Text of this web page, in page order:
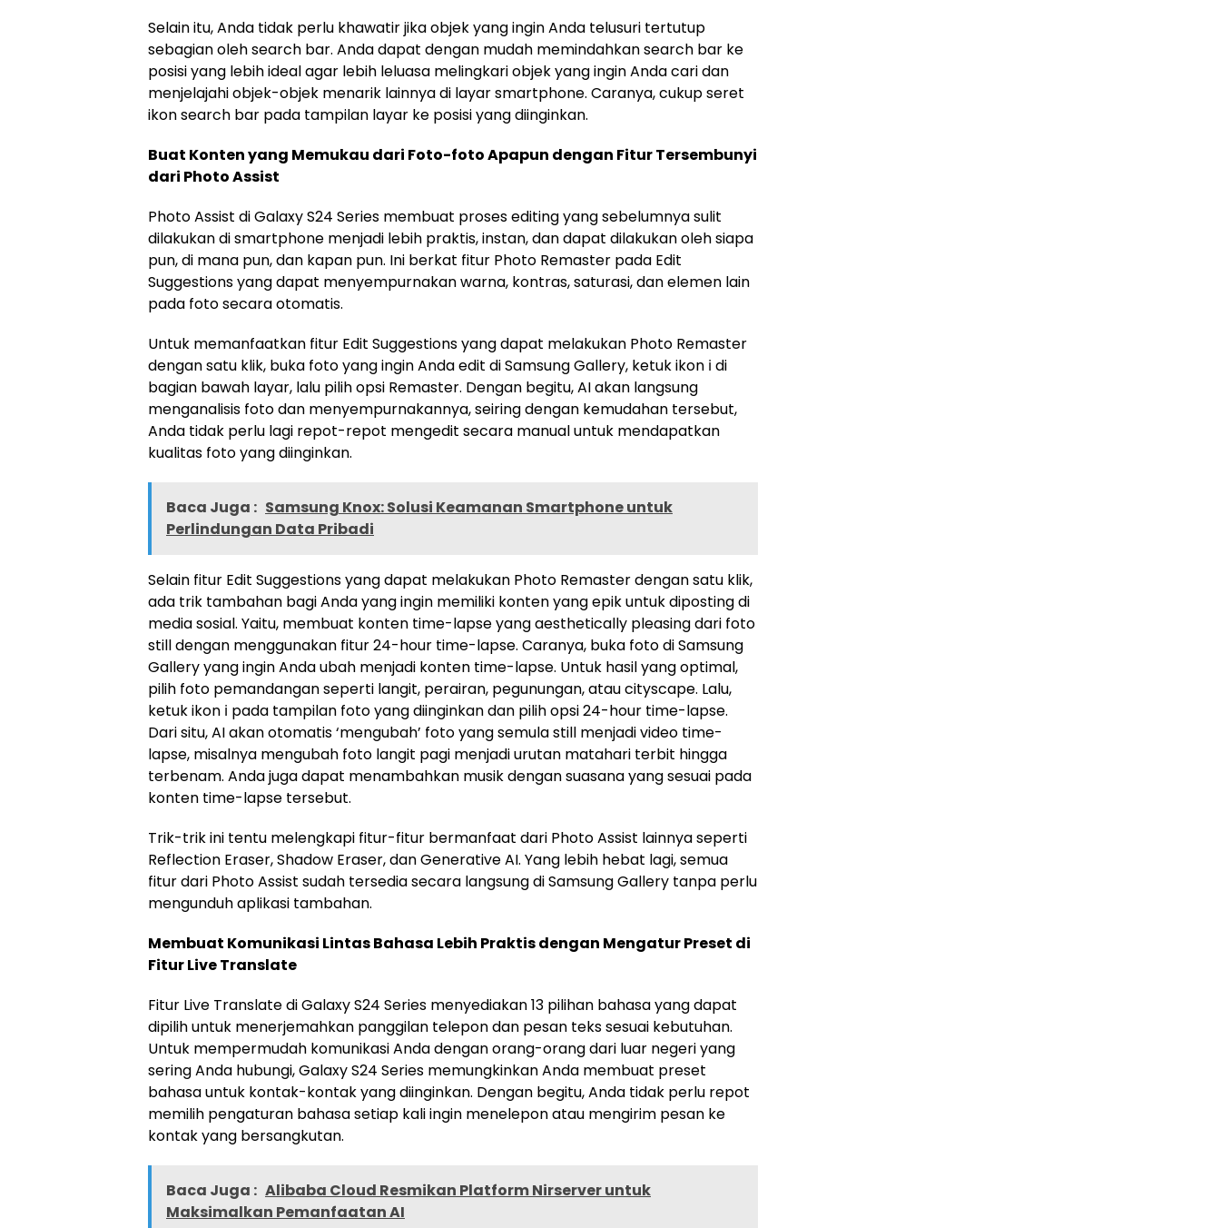
Selain itu, Anda tidak perlu khawatir jika objek yang ingin Anda telusuri tertutup
sebagian oleh search bar. Anda dapat dengan mudah memindahkan search bar ke
posisi yang lebih ideal agar lebih leluasa melingkari objek yang ingin Anda cari dan
menjelajahi objek-objek menarik lainnya di layar smartphone. Caranya, cukup seret
ikon search bar pada tampilan layar ke posisi yang diinginkan.
Buat Konten yang Memukau dari Foto-foto Apapun dengan Fitur Tersembunyi
dari Photo Assist
Photo Assist di Galaxy S24 Series membuat proses editing yang sebelumnya sulit
dilakukan di smartphone menjadi lebih praktis, instan, dan dapat dilakukan oleh siapa
pun, di mana pun, dan kapan pun. Ini berkat fitur Photo Remaster pada Edit
Suggestions yang dapat menyempurnakan warna, kontras, saturasi, dan elemen lain
pada foto secara otomatis.
Untuk memanfaatkan fitur Edit Suggestions yang dapat melakukan Photo Remaster
dengan satu klik, buka foto yang ingin Anda edit di Samsung Gallery, ketuk ikon ℹ di
bagian bawah layar, lalu pilih opsi Remaster. Dengan begitu, AI akan langsung
menganalisis foto dan menyempurnakannya, seiring dengan kemudahan tersebut,
Anda tidak perlu lagi repot-repot mengedit secara manual untuk mendapatkan
kualitas foto yang diinginkan.
Baca Juga : Samsung Knox: Solusi Keamanan Smartphone untuk
Perlindungan Data Pribadi
Selain fitur Edit Suggestions yang dapat melakukan Photo Remaster dengan satu klik,
ada trik tambahan bagi Anda yang ingin memiliki konten yang epik untuk diposting di
media sosial. Yaitu, membuat konten time-lapse yang aesthetically pleasing dari foto
still dengan menggunakan fitur 24-hour time-lapse. Caranya, buka foto di Samsung
Gallery yang ingin Anda ubah menjadi konten time-lapse. Untuk hasil yang optimal,
pilih foto pemandangan seperti langit, perairan, pegunungan, atau cityscape. Lalu,
ketuk ikon ℹ pada tampilan foto yang diinginkan dan pilih opsi 24-hour time-lapse.
Dari situ, AI akan otomatis ‘mengubah’ foto yang semula still menjadi video time-
lapse, misalnya mengubah foto langit pagi menjadi urutan matahari terbit hingga
terbenam. Anda juga dapat menambahkan musik dengan suasana yang sesuai pada
konten time-lapse tersebut.
Trik-trik ini tentu melengkapi fitur-fitur bermanfaat dari Photo Assist lainnya seperti
Reflection Eraser, Shadow Eraser, dan Generative AI. Yang lebih hebat lagi, semua
fitur dari Photo Assist sudah tersedia secara langsung di Samsung Gallery tanpa perlu
mengunduh aplikasi tambahan.
Membuat Komunikasi Lintas Bahasa Lebih Praktis dengan Mengatur Preset di
Fitur Live Translate
Fitur Live Translate di Galaxy S24 Series menyediakan 13 pilihan bahasa yang dapat
dipilih untuk menerjemahkan panggilan telepon dan pesan teks sesuai kebutuhan.
Untuk mempermudah komunikasi Anda dengan orang-orang dari luar negeri yang
sering Anda hubungi, Galaxy S24 Series memungkinkan Anda membuat preset
bahasa untuk kontak-kontak yang diinginkan. Dengan begitu, Anda tidak perlu repot
memilih pengaturan bahasa setiap kali ingin menelepon atau mengirim pesan ke
kontak yang bersangkutan.
Baca Juga : Alibaba Cloud Resmikan Platform Nirserver untuk
Maksimalkan Pemanfaatan AI